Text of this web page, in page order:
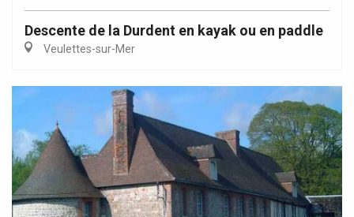
Descente de la Durdent en kayak ou en paddle
Veulettes-sur-Mer